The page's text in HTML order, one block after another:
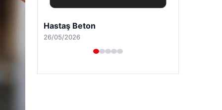
Prenses Night Club
29/04/2026